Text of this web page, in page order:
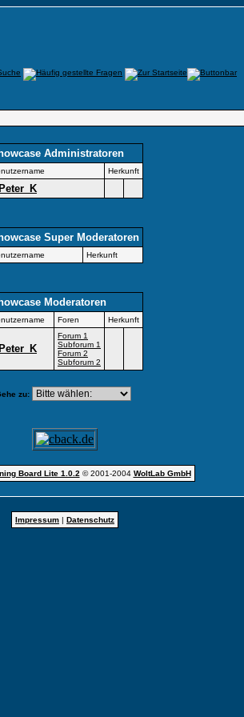
Administratoren
Herkunft
Peter_K
Super Moderatoren
Herkunft
Moderatoren
Foren Herkunft
Peter_K
Forum 1
Subforum 1
Forum 2
Subforum 2
zu:
Board Lite 1.0.2 © 2001-2004 WoltLab GmbH
Impressum | Datenschutz